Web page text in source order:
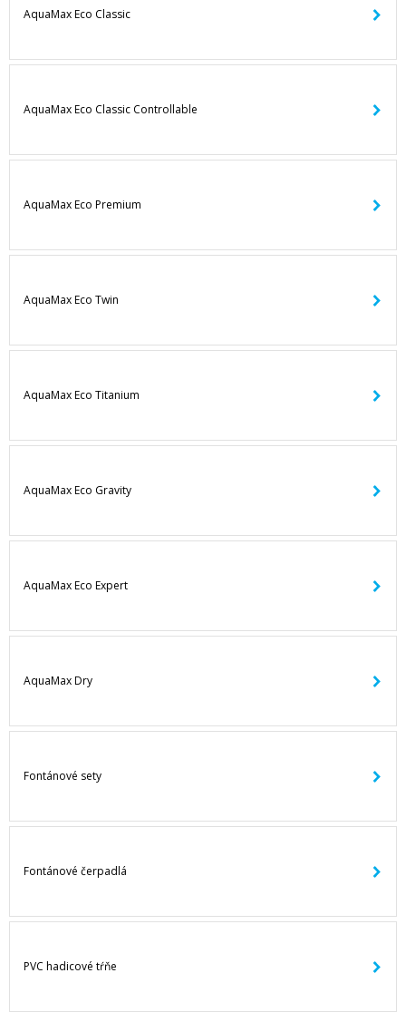
AquaMax Eco Classic
AquaMax Eco Classic Controllable
AquaMax Eco Premium
AquaMax Eco Twin
AquaMax Eco Titanium
AquaMax Eco Gravity
AquaMax Eco Expert
AquaMax Dry
Fontánové sety
Fontánové čerpadlá
PVC hadicové tŕňe